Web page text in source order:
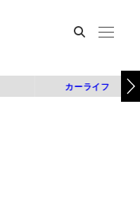
カーライフ